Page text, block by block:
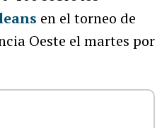
en el torneo de
Oeste el martes por